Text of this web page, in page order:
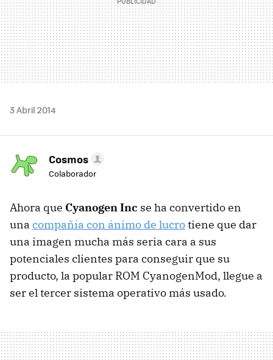
3 Abril 2014
Cosmos
Colaborador
Ahora que Cyanogen Inc se ha convertido en
una compañía con ánimo de lucrotiene que dar
una imagen mucha más seria cara a sus
potenciales clientes para conseguir que su
producto, la popular ROM CyanogenMod, llegue a
ser el tercer sistema operativo más usado.